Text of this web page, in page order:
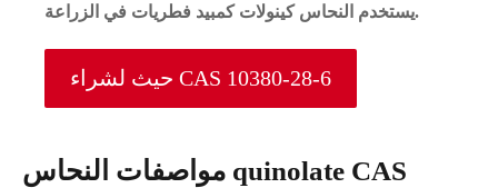
يستخدم النحاس كينولات كمبيد فطريات في الزراعة.
حيث لشراء CAS 10380-28-6
مواصفات النحاس quinolate CAS